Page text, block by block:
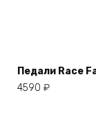
Педали Race
4590 ₽